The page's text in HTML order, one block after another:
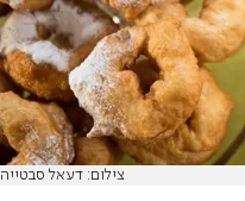
צילום: דעאל סבטייה